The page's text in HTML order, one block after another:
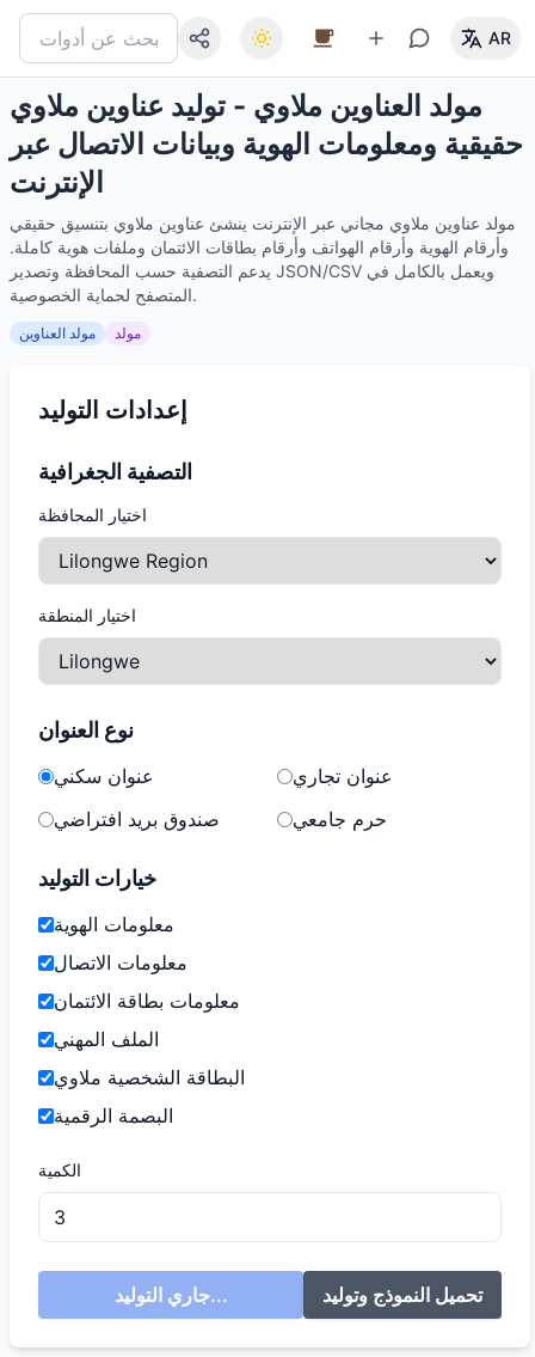
AR
مولد العناوين ملاوي - توليد عناوين ملاوي
حقيقية ومعلومات الهوية وبيانات الاتصال عبر
الإنترنت
مولد عناوين ملاوي مجاني عبر الإنترنت ينشئ عناوين ملاوي بتنسيق حقيقي
وأرقام الهوية وأرقام الهواتف وأرقام بطاقات الائتمان وملفات هوية كاملة.
يدعم التصفية حسب المحافظة وتصدير JSON/CSV ويعمل بالكامل في
المتصفح لحماية الخصوصية.
مولد العناوين مولد
إعدادات التوليد
التصفية الجغرافية
اختيار المحافظة
اختيار المنطقة
نوع العنوان
عنوان سكني
عنوان تجاري
صندوق بريد افتراضي
حرم جامعي
خيارات التوليد
معلومات الهوية
معلومات الاتصال
معلومات بطاقة الائتمان
الملف المهني
البطاقة الشخصية ملاوي
البصمة الرقمية
الكمية
جاري التوليد... تحميل النموذج وتوليد